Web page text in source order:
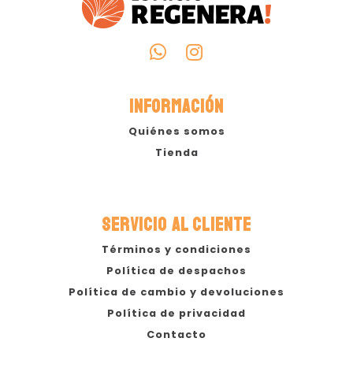
INFORMACIÓN
Quiénes somos
Tienda
SERVICIO AL CLIENTE
Términos y condiciones
Política de despachos
Política de cambio y devoluciones
Política de privacidad
Contacto